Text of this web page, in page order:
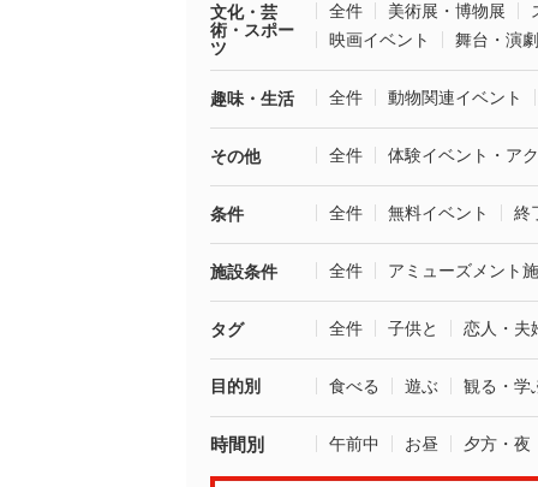
文化・芸
術・スポー
ツ
全件 美術展・博物展
映画イベント
舞台・演劇
趣味・生活 全件 動物関連イベント
その他 全件 体験イベント・ア
条件 全件 無料イベント 終
施設条件 全件 アミューズメント
タグ 全件 子供と 恋人・夫
目的別 食べる 遊ぶ 観る・学
時間別 午前中 お昼 夕方・夜